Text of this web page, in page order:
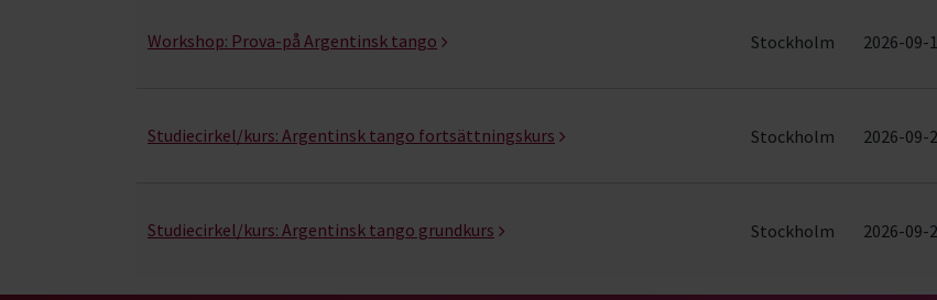
Workshop: Prova-på Argentinsk tango Stockholm 2026-09-
Studiecirkel/kurs: Argentinsk tango fortsättningskurs Stockholm 2026-09-
Studiecirkel/kurs: Argentinsk tango grundkurs Stockholm 2026-09-